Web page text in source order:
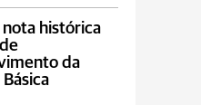
nota histórica
da